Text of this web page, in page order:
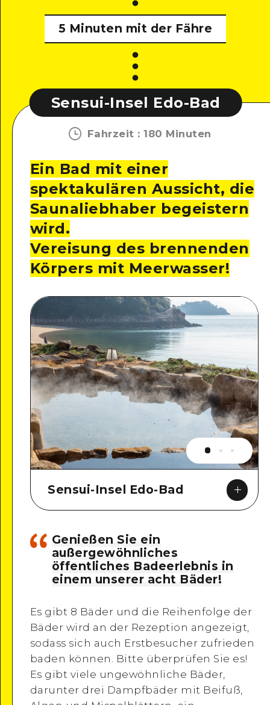
5 Minuten mit der Fähre
Sensui-Insel Edo-Bad
Fahrzeit :180 Minuten
Ein Bad mit einer
spektakulären Aussicht, die
Saunaliebhaber begeistern
wird.
Vereisung des brennenden
Körpers mit Meerwasser!
Sensui-Insel Edo-Bad
Google Maps
Genießen Sie ein
außergewöhnliches
öffentliches Badeerlebnis in
einem unserer acht Bäder!
Es gibt 8 Bäder und die Reihenfolge der
Bäder wird an der Rezeption angezeigt,
sodass sich auch Erstbesucher zufrieden
baden können. Bitte überprüfen Sie es!
Es gibt viele ungewöhnliche Bäder,
darunter drei Dampfbäder mit Beifuß,